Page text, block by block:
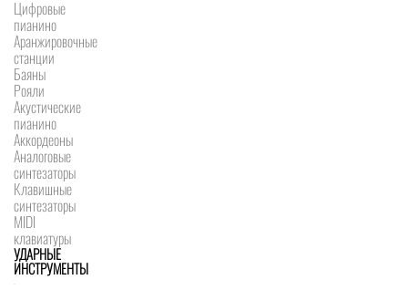
Цифровые
пианино
Аранжировочные
станции
Баяны
Рояли
Акустические
пианино
Аккордеоны
Аналоговые
синтезаторы
Клавишные
синтезаторы
MIDI
клавиатуры
УДАРНЫЕ
ИНСТРУМЕНТЫ